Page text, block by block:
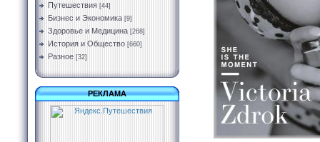
Путешествия [44]
Бизнес и Экономика [9]
Здоровье и Медицина [268]
История и Общество [660]
Разное [32]
РЕКЛАМА